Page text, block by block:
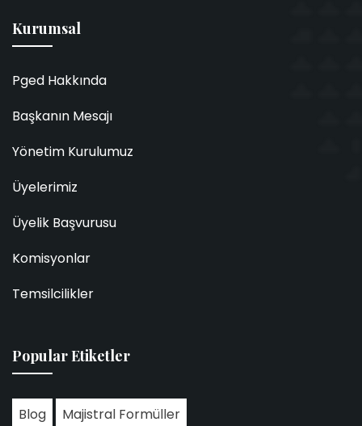
Kurumsal
Pged Hakkında
Başkanın Mesajı
Yönetim Kurulumuz
Üyelerimiz
Üyelik Başvurusu
Komisyonlar
Temsilcilikler
Popular Etiketler
Blog Majistral Formüller